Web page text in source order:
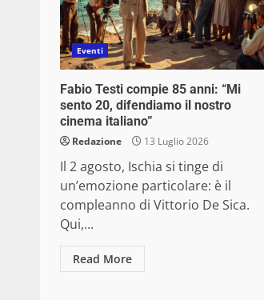
Eventi
Fabio Testi compie 85 anni: “Mi
sento 20, difendiamo il nostro
cinema italiano”
Redazione 13 Luglio 2026
Il 2 agosto, Ischia si tinge di
un’emozione particolare: è il
compleanno di Vittorio De Sica.
Qui,...
Read More